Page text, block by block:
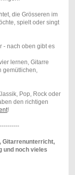
die Grösseren im
spielt oder singt
- nach oben gibt es
lernen, Gitarre
gemütlichen,
Pop, Rock oder
den richtigen
!
Gitarrenunterricht,
und noch vieles